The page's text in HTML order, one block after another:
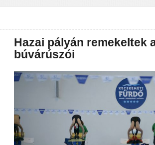
Hazai pályán remekeltek
búvárúszói